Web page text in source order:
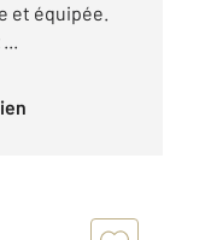
et équipée.